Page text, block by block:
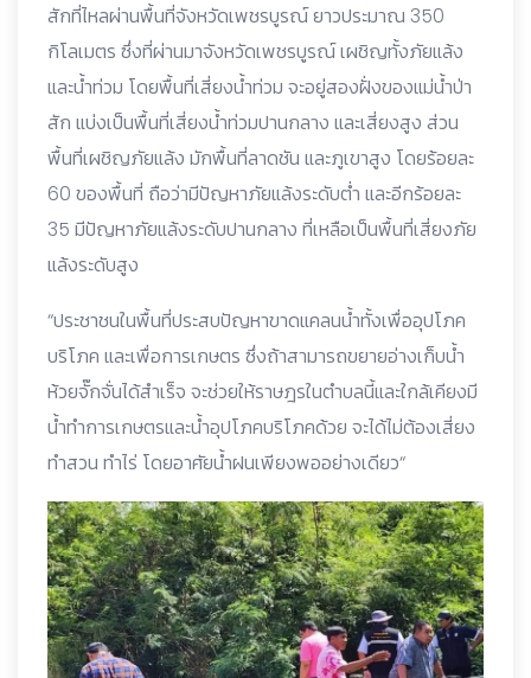
สักที่ไหลผ่านพื้นที่จังหวัดเพชรบูรณ์ ยาวประมาณ 350
กิโลเมตร ซึ่งที่ผ่านมาจังหวัดเพชรบูรณ์ เผชิญทั้งภัยแล้ง
และน้ำท่วม โดยพื้นที่เสี่ยงน้ำท่วม จะอยู่สองฝั่งของแม่น้ำป่า
สัก แบ่งเป็นพื้นที่เสี่ยงน้ำท่วมปานกลาง และเสี่ยงสูง ส่วน
พื้นที่เผชิญภัยแล้ง มักพื้นที่ลาดชัน และภูเขาสูง โดยร้อยละ
60 ของพื้นที่ ถือว่ามีปัญหาภัยแล้งระดับต่ำ และอีกร้อยละ
35 มีปัญหาภัยแล้งระดับปานกลาง ที่เหลือเป็นพื้นที่เสี่ยงภัย
แล้งระดับสูง
“ประชาชนในพื้นที่ประสบปัญหาขาดแคลนน้ำทั้งเพื่ออุปโภค
บริโภค และเพื่อการเกษตร ซึ่งถ้าสามารถขยายอ่างเก็บน้ำ
ห้วยจั๊กจั่นได้สำเร็จ จะช่วยให้ราษฎรในตำบลนี้และใกล้เคียงมี
น้ำทำการเกษตรและน้ำอุปโภคบริโภคด้วย จะได้ไม่ต้องเสี่ยง
ทำสวน ทำไร่ โดยอาศัยน้ำฝนเพียงพออย่างเดียว“